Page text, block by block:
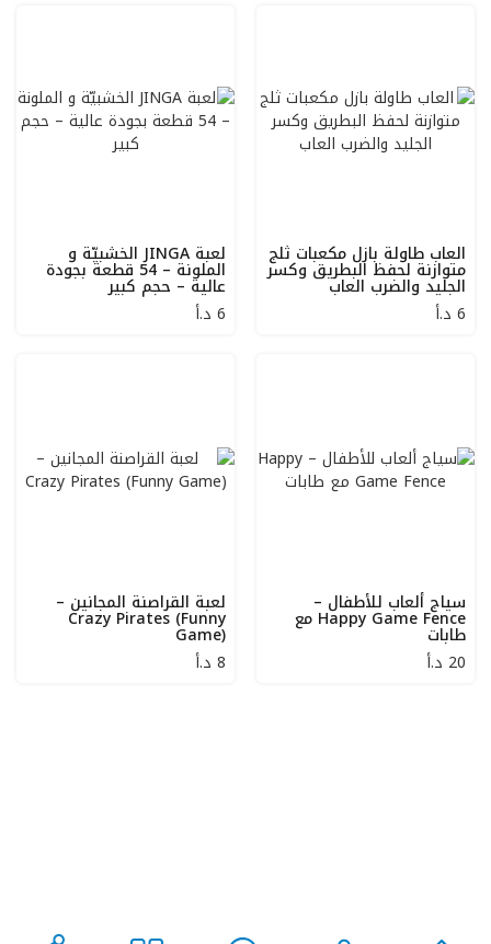
العاب طاولة بازل مكعبات ثلج
متوازنة لحفظ البطريق وكسر
الجليد والضرب العاب
6 د.أ
لعبة JINGA الخشبيّة و
الملونة – 54 قطعة بجودة
عالية – حجم كبير
6 د.أ
سياج ألعاب للأطفال –
Happy Game Fence مع
طابات
20 د.أ
لعبة القراصنة المجانين –
Crazy Pirates (Funny
Game)
8 د.أ